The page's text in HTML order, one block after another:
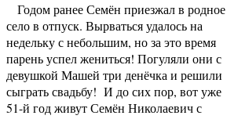
Годом ранее Семён приезжал в родное
село в отпуск. Вырваться удалось на
недельку с небольшим, но за это время
парень успел жениться! Погуляли они с
девушкой Машей три денёчка и решили
сыграть свадьбу! И до сих пор, вот уже
51-й год живут Семён Николаевич с